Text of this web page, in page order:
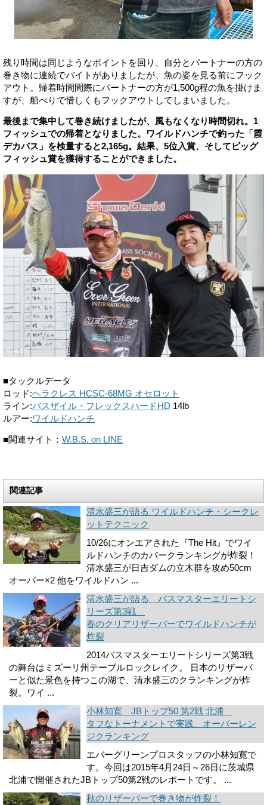
残り時間は同じようなポイントを回り、自分とパートナーの方の
巻き物に連続でバイトがありましたが、魚の姿を見る前にフック
アウト。帰着時間間際にパートナーの方が1,500g程の魚を掛けま
すが、船べりで惜しくもフックアウトしてしまいました。
最後まで集中して巻き続けましたが、風もなくなり時間切れ。1
フィッシュでの帰着となりました。ワイルドハンチで釣った「霞
デカバス」を検量すると2,165g。結果、5位入賞、そしてビッグ
フィッシュ賞を獲得することができました。
■タックルデータ
ロッド:ヘラクレス HCSC-68MG オセロット
ライン:バスザイル・フレックスハードHD 14lb
ルアー:ワイルドハンチ
■関連サイト： W.B.S. on LINE
関連記事
清水盛三が語る ワイルドハンチ・シークレ
ットテクニック
10/26にオンエアされた『The Hit』でワイ
ルドハンチのカバークランキングが炸裂！
清水盛三が日吉ダムの立木群を攻め50cm
オーバー×2 他をワイルドハン ...
清水盛三が語る バスマスターエリートシ
リーズ第3戦
春のクリアリザーバーでワイルドハンチが
炸裂
2014バスマスターエリートシリーズ第3戦
の舞台はミズーリ州テーブルロックレイク。 日本のリザーバ
ーと似た景色を持つこの湖で、清水盛三のクランキングが炸
裂。ワイ ...
小林知寛 JBトップ50 第2戦 北浦
タフなトーナメントで実践、オーバーレン
ジクランキング
エバーグリーンプロスタッフの小林知寛で
す。今回は2015年4月24日～26日に茨城県
北浦で開催されたJBトップ50第2戦のレポートです。 ...
秋のリザーバーで巻き物が炸裂！